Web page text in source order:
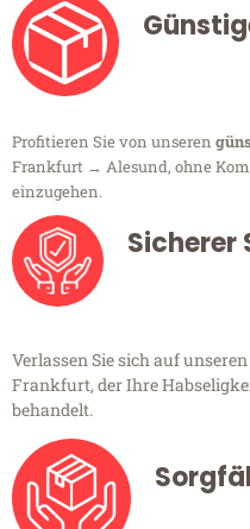
Profitieren Sie von unseren
Frankfurt → Alesund, ohne
einzugehen.
Sicherer
Verlassen Sie sich auf
Frankfurt, der Ihre
behandelt.